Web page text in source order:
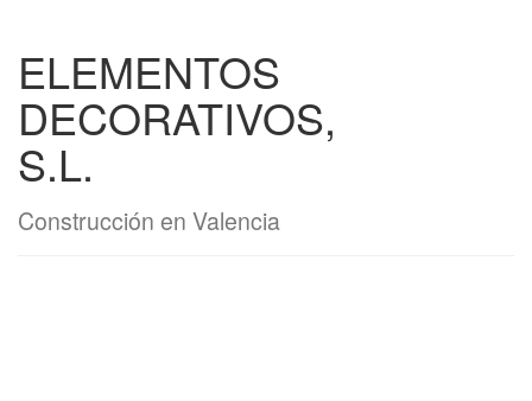
ELEMENTOS
DECORATIVOS,
S.L.
Construcción en Valencia